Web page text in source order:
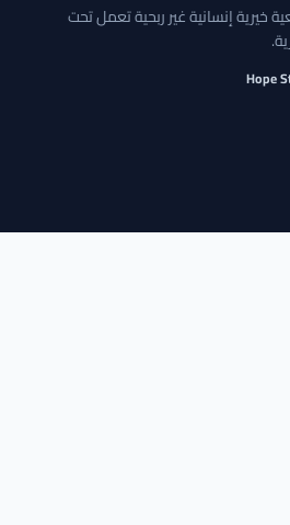
خيرية إنسانية غير ربحية تعمل تحت
Hope